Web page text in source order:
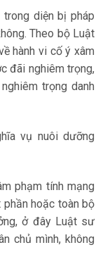
diện bị pháp
Theo bộ Luật
hành vi cố ý xâm
đãi nghiêm trọng,
trọng danh
vụ nuôi dưỡng
phạm tính mạng
hoặc toàn bộ
ở đây Luật sư
chủ mình, không